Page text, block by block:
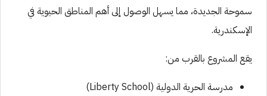
سموحة الجديدة، مما يسهل الوصول إلى أهم المناطق الحيوية في
الإسكندرية.
يقع المشروع بالقرب من:
مدرسة الحرية الدولية (Liberty School)